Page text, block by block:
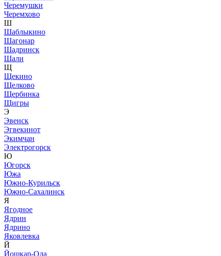
Черемушки
Черемхово
Ш
Шаблыкино
Шагонар
Шадринск
Шали
Щ
Щекино
Щелково
Щербинка
Щигры
Э
Эвенск
Эгвекинот
Экимчан
Электрогорск
Ю
Югорск
Южа
Южно-Курильск
Южно-Сахалинск
Я
Ягодное
Ядрин
Ядрино
Яковлевка
Й
Йошкар-Ола